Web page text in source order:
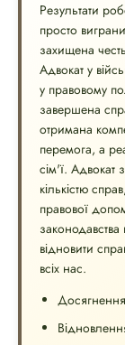
Результати
просто
захищена
Адвокат у
у правовому
завершена
отримана
перемога, а
сім'ї. Адвокат
кількістю
правової
відновити
всіх нас.
Досягнення